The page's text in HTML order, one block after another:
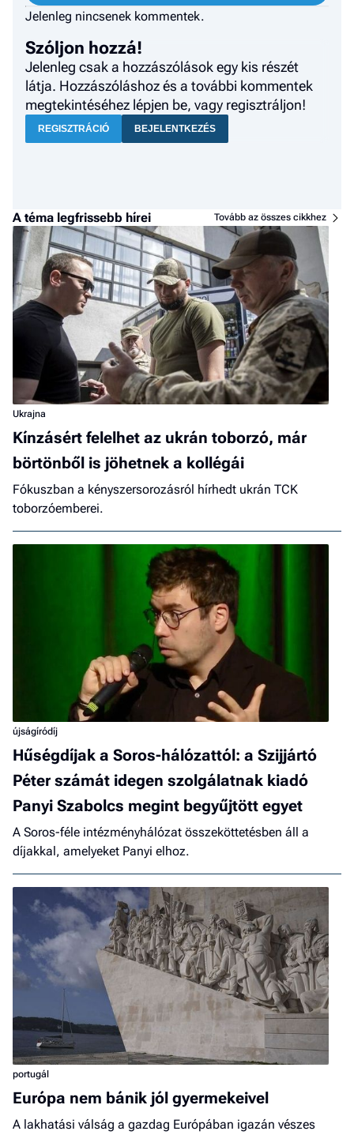
Jelenleg nincsenek kommentek.
Szóljon hozzá!
Jelenleg csak a hozzászólások egy kis részét
látja. Hozzászóláshoz és a további kommentek
megtekintéséhez lépjen be, vagy regisztráljon!
REGISZTRÁCIÓ BEJELENTKEZÉS
A téma legfrissebb hírei Tovább az összes cikkhez
Ukrajna
Kínzásért felelhet az ukrán toborzó, már
börtönből is jöhetnek a kollégái
Fókuszban a kényszersorozásról hírhedt ukrán TCK
toborzóemberei.
újságíródíj
Hűségdíjak a Soros-hálózattól: a Szijjártó
Péter számát idegen szolgálatnak kiadó
Panyi Szabolcs megint begyűjtött egyet
A Soros-féle intézményhálózat összeköttetésben áll a
díjakkal, amelyeket Panyi elhoz.
portugál
Európa nem bánik jól gyermekeivel
A lakhatási válság a gazdag Európában igazán vészes